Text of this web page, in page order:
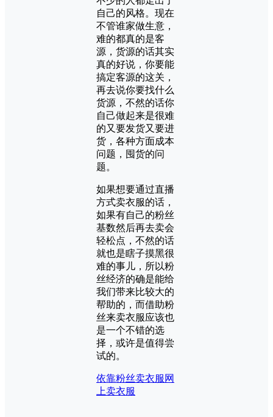
自己的风格。现在
不管谁家做生意，
难的都真的是客
源，货源的话其实
真的好说，你要能
搞定客源的这关，
再去说你要找什么
货源，不然的话你
自己做起来是很难
的又要发货又要进
货，各种方面成本
问题，囤货的问
题。
如果想要通过直播
方式卖衣服的话，
如果有自己的粉丝
基数然后再去卖会
轻松点，不然的话
就也是瞎子摸黑很
难的事儿，所以粉
丝经济的确是能给
我们带来比较大的
帮助的，而借助粉
丝来卖衣服应该也
是一个不错的选
择，或许是值得尝
试的。
依靠粉丝卖衣服 网
上卖衣服